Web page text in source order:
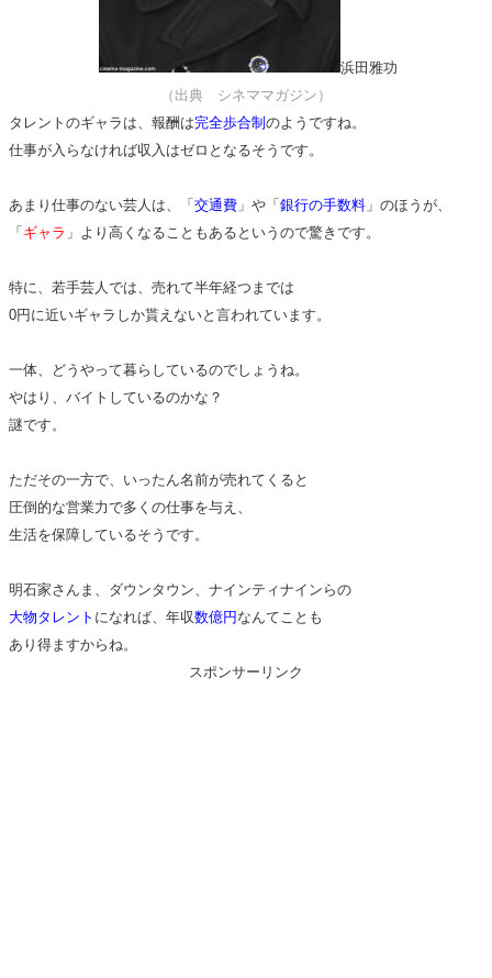
浜田雅功
（出典 シネママガジン）
タレントのギャラは、報酬は完全歩合制 のようですね。
仕事が入らなければ収入はゼロとなるそうです。
あまり仕事のない芸人は、「 交通費 」や「 銀行の手数料 」のほうが、
「 ギャラ 」より高くなることもあるというので驚きです。
特に、若手芸人では、売れて半年経つまでは
0円に近いギャラしか貰えないと言われています。
一体、どうやって暮らしているのでしょうね。
やはり、バイトしているのかな？
謎です。
ただその一方で、いったん名前が売れてくると
圧倒的な営業力で多くの仕事を与え、
生活を保障しているそうです。
明石家さんま、ダウンタウン、ナインティナインらの
大物タレント になれば、年収数億円 なんてことも
あり得ますからね。
スポンサーリンク